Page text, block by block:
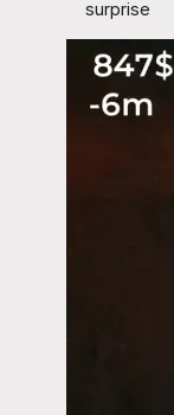
surprise